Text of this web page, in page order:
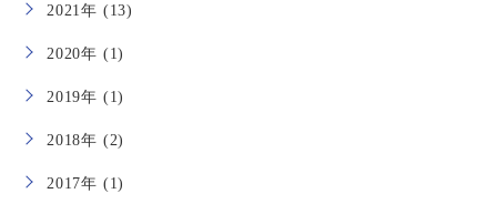
2021年 (13)
2020年 (1)
2019年 (1)
2018年 (2)
2017年 (1)